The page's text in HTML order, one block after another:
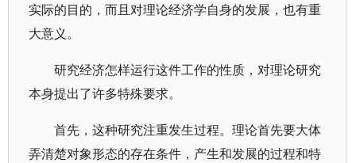
实际的目的，而且对理论经济学自身的发展，也有重
大意义。
研究经济怎样运行这件工作的性质，对理论研究
本身提出了许多特殊要求。
首先，这种研究注重发生过程。理论首先要大体
弄清楚对象形态的存在条件，产生和发展的过程和特